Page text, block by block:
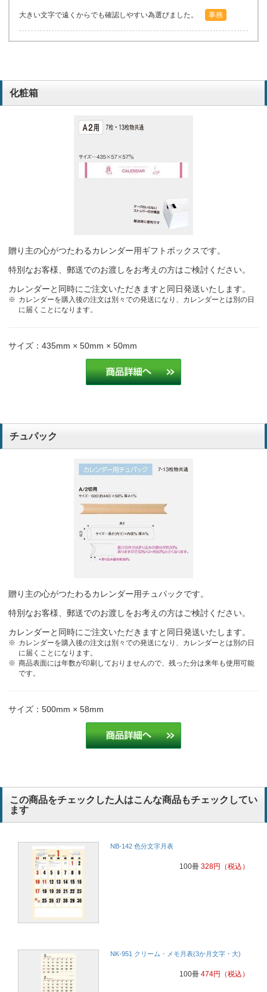
大きい文字で遠くからでも確認しやすい為選びました。 事務
化粧箱
贈り主の心がつたわるカレンダー用ギフトボックスです。
特別なお客様、郵送でのお渡しをお考えの方はご検討ください。
カレンダーと同時にご注文いただきますと同日発送いたします。
カレンダーを購入後の注文は別々での発送になり、カレンダーとは別の日
に届くことになります。
サイズ：435mm × 50mm × 50mm
チュパック
贈り主の心がつたわるカレンダー用チュパックです。
特別なお客様、郵送でのお渡しをお考えの方はご検討ください。
カレンダーと同時にご注文いただきますと同日発送いたします。
カレンダーを購入後の注文は別々での発送になり、カレンダーとは別の日
に届くことになります。
商品表面には年数が印刷しておりませんので、残った分は来年も使用可能
です。
サイズ：500mm × 58mm
この商品をチェックした人はこんな商品もチェックしてい
ます
NB-142 色分文字月表
100冊 328円 （税込）
NK-951 クリーム・メモ月表(3か月文字・大)
100冊 474円 （税込）